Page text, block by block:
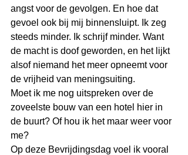
angst voor de gevolgen. En hoe dat
gevoel ook bij mij binnensluipt. Ik zeg
steeds minder. Ik schrijf minder. Want
de macht is doof geworden, en het lijkt
alsof niemand het meer opneemt voor
de vrijheid van meningsuiting.
Moet ik me nog uitspreken over de
zoveelste bouw van een hotel hier in
de buurt? Of hou ik het maar weer voor
me?
Op deze Bevrijdingsdag voel ik vooral